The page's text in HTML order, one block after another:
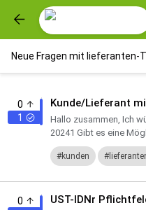
Neue Fragen mit lieferanten-
0
1
Kunde/Lieferant
Hallo zusammen, Ich
20241 Gibt es eine
Lieferanten ein
muss ich fü...
kunden
0
UST-IDNr